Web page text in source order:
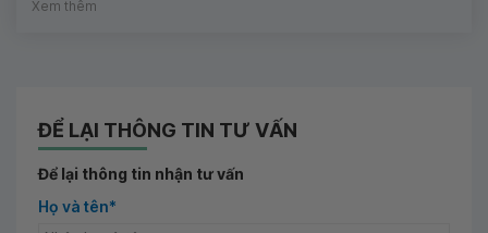
Xem thêm
ĐỂ LẠI THÔNG TIN TƯ VẤN
Để lại thông tin nhận tư vấn
Họ và tên*